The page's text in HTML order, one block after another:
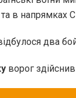
в напрямках
два
ворог